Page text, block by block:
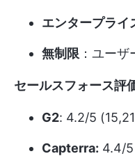
エンタープライ
無制限 ：ユー
セールスフォース評
G2: 4.2/5
Capterra: 4.4/5